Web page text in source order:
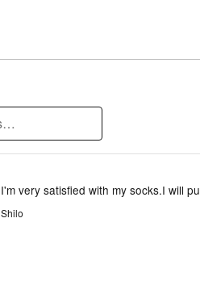
I'm very satisfied with my socks.I will
Shilo